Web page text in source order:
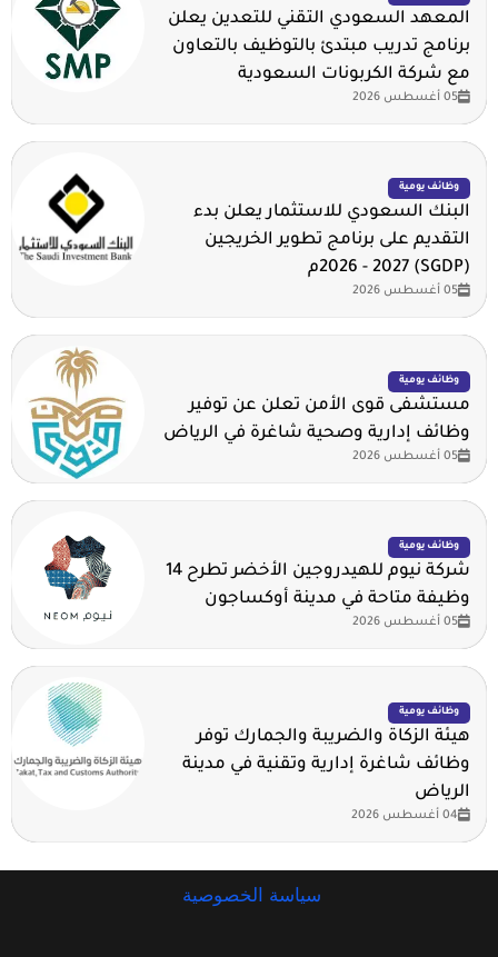
المعهد السعودي التقني للتعدين يعلن
برنامج تدريب مبتدئ بالتوظيف بالتعاون
مع شركة الكربونات السعودية
05 أغسطس 2026
وظائف يومية
البنك السعودي للاستثمار يعلن بدء
التقديم على برنامج تطوير الخريجين
(SGDP) 2026 - 2027م
05 أغسطس 2026
وظائف يومية
مستشفى قوى الأمن تعلن عن توفير
وظائف إدارية وصحية شاغرة في الرياض
05 أغسطس 2026
وظائف يومية
شركة نيوم للهيدروجين الأخضر تطرح 14
وظيفة متاحة في مدينة أوكساجون
05 أغسطس 2026
وظائف يومية
هيئة الزكاة والضريبة والجمارك توفر
وظائف شاغرة إدارية وتقنية في مدينة
الرياض
04 أغسطس 2026
سياسة الخصوصية